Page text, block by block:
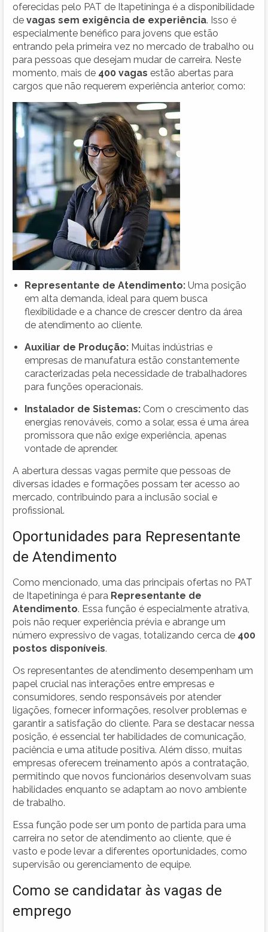
oferecidas pelo PAT de Itapetininga é a disponibilidade
de vagas sem exigência de experiência. Isso é
especialmente benéfico para jovens que estão
entrando pela primeira vez no mercado de trabalho ou
para pessoas que desejam mudar de carreira. Neste
momento, mais de 400 vagas estão abertas para
cargos que não requerem experiência anterior, como:
Representante de Atendimento: Uma posição
em alta demanda, ideal para quem busca
flexibilidade e a chance de crescer dentro da área
de atendimento ao cliente.
Auxiliar de Produção: Muitas indústrias e
empresas de manufatura estão constantemente
caracterizadas pela necessidade de trabalhadores
para funções operacionais.
Instalador de Sistemas: Com o crescimento das
energias renováveis, como a solar, essa é uma área
promissora que não exige experiência, apenas
vontade de aprender.
A abertura dessas vagas permite que pessoas de
diversas idades e formações possam ter acesso ao
mercado, contribuindo para a inclusão social e
profissional.
Oportunidades para Representante
de Atendimento
Como mencionado, uma das principais ofertas no PAT
de Itapetininga é para Representante de
Atendimento. Essa função é especialmente atrativa,
pois não requer experiência prévia e abrange um
número expressivo de vagas, totalizando cerca de 400
postos disponíveis.
Os representantes de atendimento desempenham um
papel crucial nas interações entre empresas e
consumidores, sendo responsáveis por atender
ligações, fornecer informações, resolver problemas e
garantir a satisfação do cliente. Para se destacar nessa
posição, é essencial ter habilidades de comunicação,
paciência e uma atitude positiva. Além disso, muitas
empresas oferecem treinamento após a contratação,
permitindo que novos funcionários desenvolvam suas
habilidades enquanto se adaptam ao novo ambiente
de trabalho.
Essa função pode ser um ponto de partida para uma
carreira no setor de atendimento ao cliente, que é
vasto e pode levar a diferentes oportunidades, como
supervisão ou gerenciamento de equipe.
Como se candidatar às vagas de
emprego